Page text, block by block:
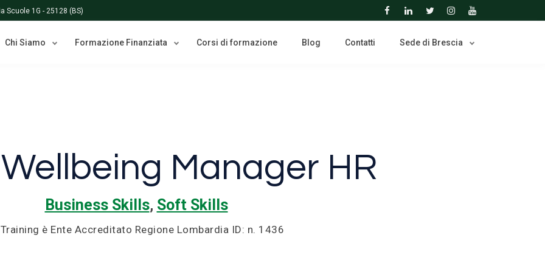
Scuole 1G - 25128 (BS)
Chi Siamo Formazione Finanziata Corsi di formazione Blog Contatti Sede di Brescia
Manager HR
Business Skills, Soft Skills
è Ente Accreditato Regione Lombardia ID: n. 1436